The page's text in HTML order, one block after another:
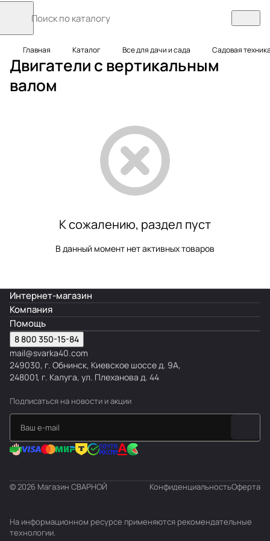
Главная Каталог Все для дачи и сада Садовая
Двигатели с вертикальным
валом
К сожалению, раздел пуст
В данный момент нет активных товаров
Интернет-магазин
Компания
Помощь
8 800 350-15-84
mail@svarka40.com
249030, г. Обнинск, Киевское шоссе д. 9А,
248001, г. Калуга, ул. Плеханова д. 44
Подписаться на новости и акции
© 2026 Магазин СВАРНОЙ КонфиденциальностьОферта
На информационном ресурсе применяются рекомендательные
технологии.